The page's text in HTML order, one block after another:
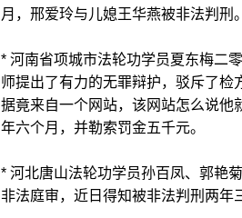
月，邢爱玲与儿媳王华燕被非法判刑。
* 河南省项城市法轮功学员夏东梅二
师提出了有力的无罪辩护，驳斥了检
据竟来自一个网站，该网站怎么说他
年六个月，并勒索罚金五千元。
* 河北唐山法轮功学员孙百凤、郭艳
非法庭审，近日得知被非法判刑两年